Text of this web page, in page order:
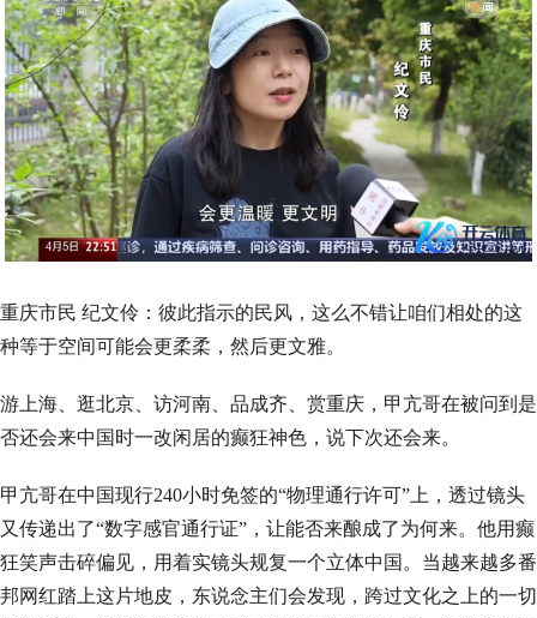
重庆市民 纪文伶：彼此指示的民风，这么不错让咱们相处的这
种等于空间可能会更柔柔，然后更文雅。
游上海、逛北京、访河南、品成齐、赏重庆，甲亢哥在被问到是
否还会来中国时一改闲居的癫狂神色，说下次还会来。
甲亢哥在中国现行240小时免签的“物理通行许可”上，透过镜头
又传递出了“数字感官通行证”，让能否来酿成了为何来。他用癫
狂笑声击碎偏见，用着实镜头规复一个立体中国。当越来越多番
邦网红踏上这片地皮，东说念主们会发现，跨过文化之上的一切